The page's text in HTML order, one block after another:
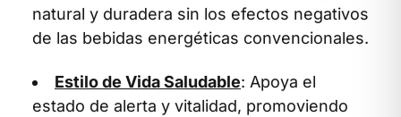
natural y duradera sin los efectos negativos
de las bebidas energéticas convencionales.
Estilo de Vida Saludable: Apoya el
estado de alerta y vitalidad, promoviendo